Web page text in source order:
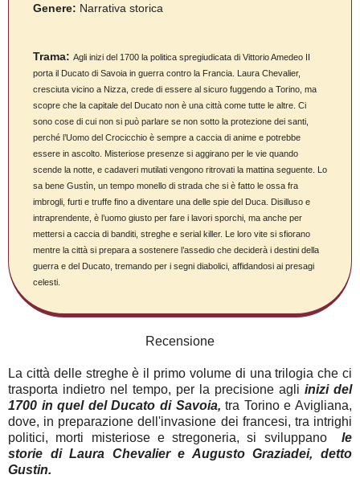
Genere: Narrativa storica
Trama: Agli inizi del 1700 la politica spregiudicata di Vittorio Amedeo II
porta il Ducato di Savoia in guerra contro la Francia. Laura Chevalier,
cresciuta vicino a Nizza, crede di essere al sicuro fuggendo a Torino, ma
scopre che la capitale del Ducato non è una città come tutte le altre. Ci
sono cose di cui non si può parlare se non sotto la protezione dei santi,
perché l’Uomo del Crocicchio è sempre a caccia di anime e potrebbe
essere in ascolto. Misteriose presenze si aggirano per le vie quando
scende la notte, e cadaveri mutilati vengono ritrovati la mattina seguente. Lo
sa bene Gustìn, un tempo monello di strada che si è fatto le ossa fra
imbrogli, furti e truffe fino a diventare una delle spie del Duca. Disilluso e
intraprendente, è l’uomo giusto per fare i lavori sporchi, ma anche per
mettersi a caccia di banditi, streghe e serial killer. Le loro vite si sfiorano
mentre la città si prepara a sostenere l’assedio che deciderà i destini della
guerra e del Ducato, tremando per i segni diabolici, affidandosi ai presagi
celesti.
Recensione
La città delle streghe è il primo volume di una trilogia che ci
trasporta indietro nel tempo, per la precisione agli inizi del
1700 in quel del Ducato di Savoia, tra Torino e Avigliana,
dove, in preparazione dell'invasione dei francesi, tra intrighi
politici, morti misteriose e stregoneria, si sviluppano le
storie di Laura Chevalier e Augusto Graziadei, detto
Gustin.